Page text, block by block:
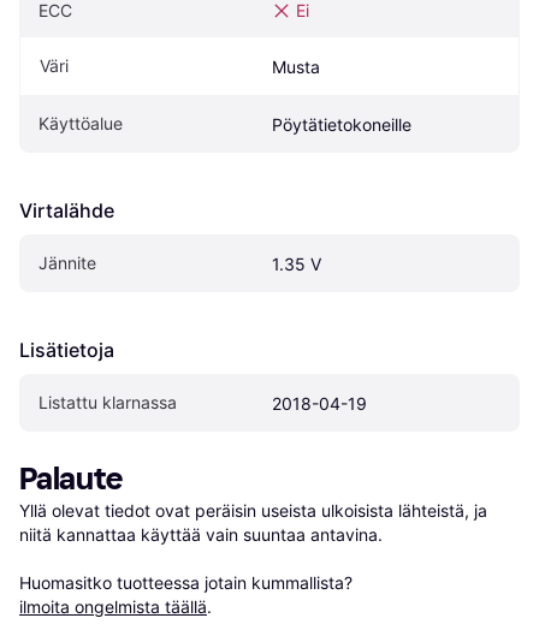
ECC Ei
Väri Musta
Käyttöalue Pöytätietokoneille
Virtalähde
Jännite 1.35 V
Lisätietoja
Listattu klarnassa 2018-04-19
Palaute
Yllä olevat tiedot ovat peräisin useista ulkoisista lähteistä, ja
niitä kannattaa käyttää vain suuntaa antavina.
Huomasitko tuotteessa jotain kummallista?
ilmoita ongelmista täällä.